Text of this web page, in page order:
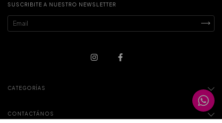
SUSCRIBITE A NUESTRO NEWSLETTER
CATEGORÍAS
CONTACTÁNOS